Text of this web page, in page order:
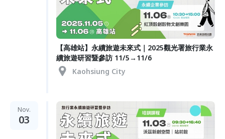
【高雄站】永續旅遊未來式｜2025觀光署旅行業永
續旅遊研習暨參訪 11/5→11/6
Kaohsiung City
Nov.
03